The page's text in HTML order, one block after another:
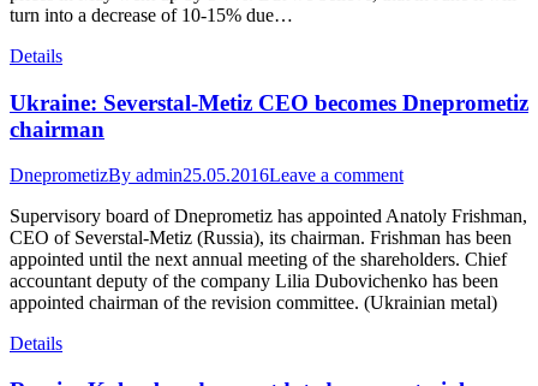
turn into a decrease of 10-15% due…
Details
Ukraine: Severstal-Metiz CEO becomes Dneprometiz
chairman
DneprometizBy admin25.05.2016Leave a comment
Supervisory board of Dneprometiz has appointed Anatoly Frishman,
CEO of Severstal-Metiz (Russia), its chairman. Frishman has been
appointed until the next annual meeting of the shareholders. Chief
accountant deputy of the company Lilia Dubovichenko has been
appointed chairman of the revision committee. (Ukrainian metal)
Details